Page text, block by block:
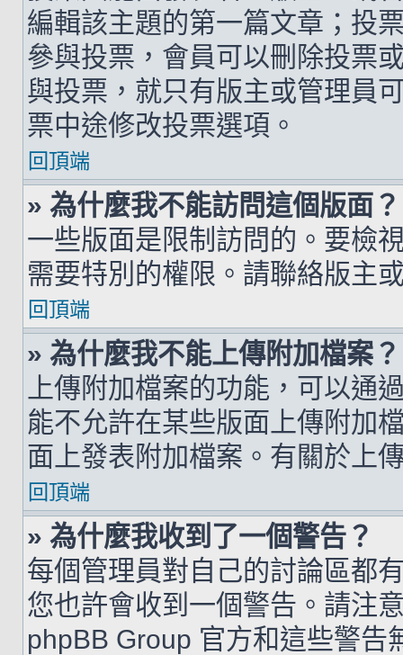
編輯該主題的第一篇文章；投
參與投票，會員可以刪除投票
與投票，就只有版主或管理員
票中途修改投票選項。
回頂端
» 為什麼我不能訪問這個版面？
一些版面是限制訪問的。要檢
需要特別的權限。請聯絡版主
回頂端
» 為什麼我不能上傳附加檔案？
上傳附加檔案的功能，可以通
能不允許在某些版面上傳附加
面上發表附加檔案。有關於上
回頂端
» 為什麼我收到了一個警告？
每個管理員對自己的討論區都
您也許會收到一個警告。請注
phpBB Group 官方和這些警告